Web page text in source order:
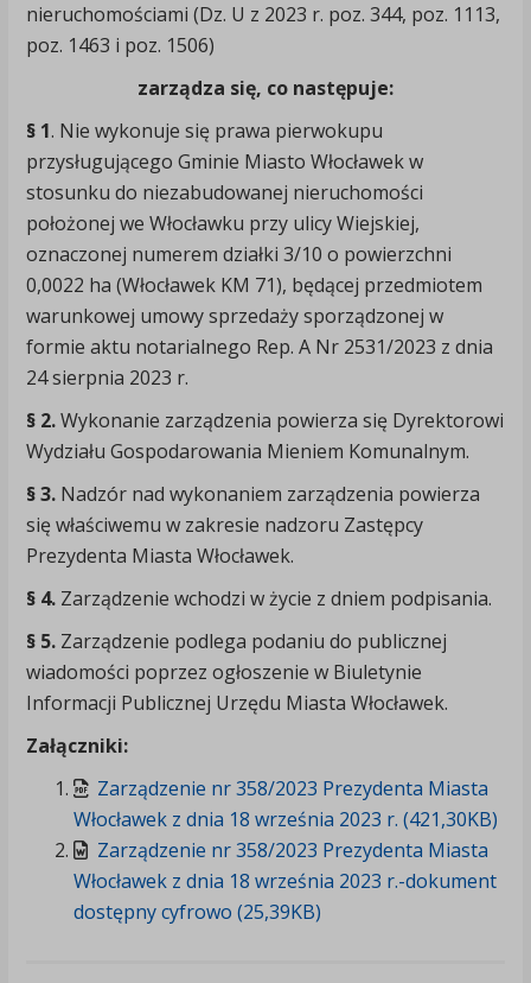
nieruchomościami (Dz. U z 2023 r. poz. 344, poz. 1113,
poz. 1463 i poz. 1506)
zarządza się, co następuje:
§ 1. Nie wykonuje się prawa pierwokupu
przysługującego Gminie Miasto Włocławek w
stosunku do niezabudowanej nieruchomości
położonej we Włocławku przy ulicy Wiejskiej,
oznaczonej numerem działki 3/10 o powierzchni
0,0022 ha (Włocławek KM 71), będącej przedmiotem
warunkowej umowy sprzedaży sporządzonej w
formie aktu notarialnego Rep. A Nr 2531/2023 z dnia
24 sierpnia 2023 r.
§ 2.Wykonanie zarządzenia powierza się Dyrektorowi
Wydziału Gospodarowania Mieniem Komunalnym.
§ 3.Nadzór nad wykonaniem zarządzenia powierza
się właściwemu w zakresie nadzoru Zastępcy
Prezydenta Miasta Włocławek.
§ 4.Zarządzenie wchodzi w życie z dniem podpisania.
§ 5.Zarządzenie podlega podaniu do publicznej
wiadomości poprzez ogłoszenie w Biuletynie
Informacji Publicznej Urzędu Miasta Włocławek.
Załączniki:
Zarządzenie nr 358/2023 Prezydenta Miasta
Włocławek z dnia 18 września 2023 r. (421,30KB)
Zarządzenie nr 358/2023 Prezydenta Miasta
Włocławek z dnia 18 września 2023 r.-dokument
dostępny cyfrowo (25,39KB)